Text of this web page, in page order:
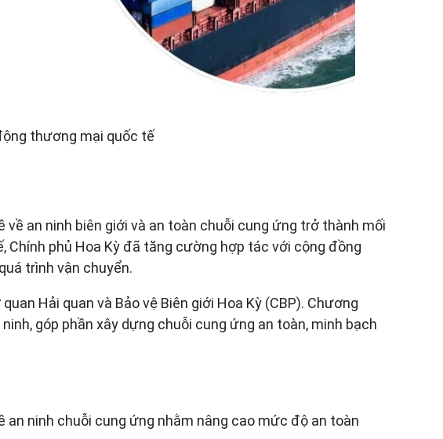
thương mại quốc tế
an ninh biên giới và an toàn chuỗi cung ứng trở thành mối
phủ Hoa Kỳ đã tăng cường hợp tác với cộng đồng
trình vận chuyển.
Hải quan và Bảo vệ Biên giới Hoa Kỳ (CBP). Chương
góp phần xây dựng chuỗi cung ứng an toàn, minh bạch
ninh chuỗi cung ứng nhằm nâng cao mức độ an toàn